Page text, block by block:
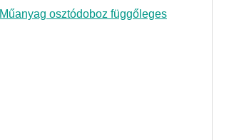
Műanyag osztódoboz függőleges